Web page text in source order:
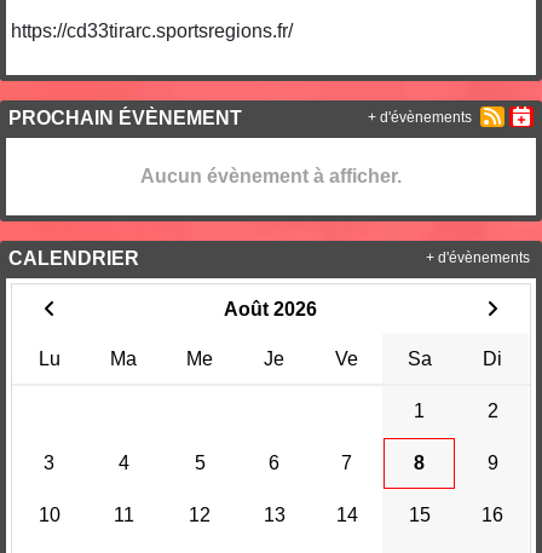
https://cd33tirarc.sportsregions.fr/
PROCHAIN ÉVÈNEMENT
Aucun évènement à afficher.
+ d'évènements
CALENDRIER
Août 2026
Lu Ma Me Je Ve Sa Di
1 2
3 4 5 6 7 8 9
10 11 12 13 14 15 16
+ d'évènements